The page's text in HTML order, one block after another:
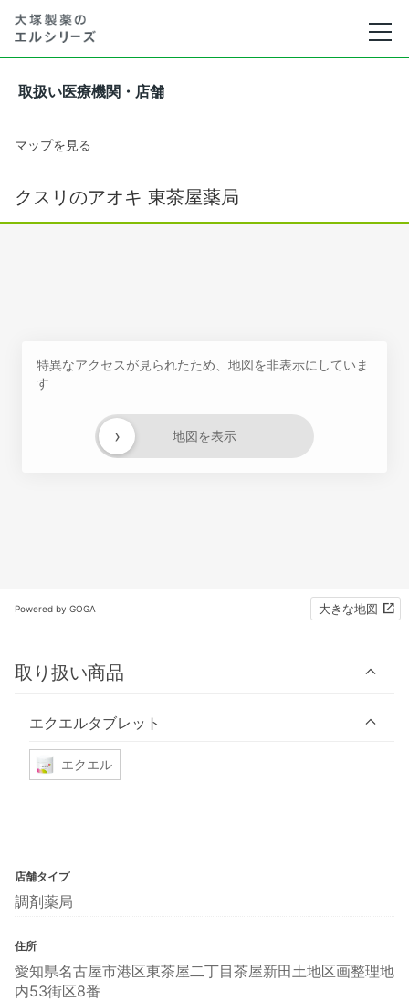
取扱い医療機関・店舗
マップを見る
クスリのアオキ 東茶屋薬局
特異なアクセスが見られたため、地図を非表示にしていま
す
地図を表示
›
Powered by GOGA 大きな地図
取り扱い商品
エクエルタブレット
エクエル
店舗タイプ
調剤薬局
住所
愛知県名古屋市港区東茶屋二丁目茶屋新田土地区画整理地
内53街区8番